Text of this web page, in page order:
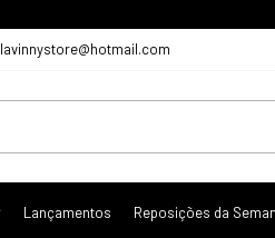
lavinnystore@hotmail.com
Lançamentos Reposições da